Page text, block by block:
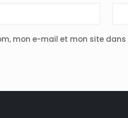
mon e-mail et mon site